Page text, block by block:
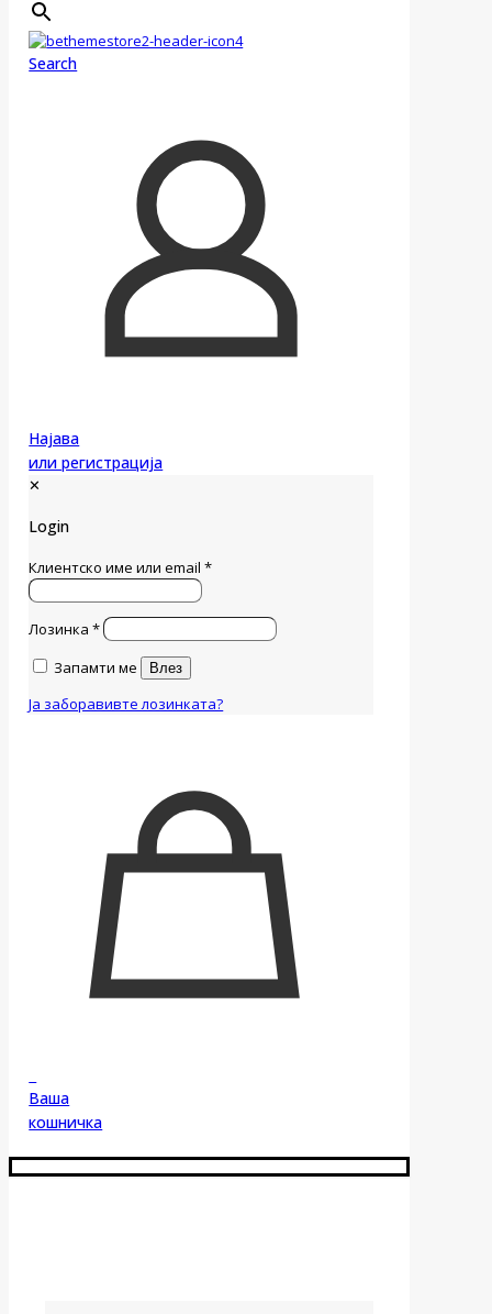
Search
Најава
или регистрација
✕
Login
Клиентско име или email*
Лозинка*
Запамти ме
Влез
Ја заборавивте лозинката?
Ваша
кошничка